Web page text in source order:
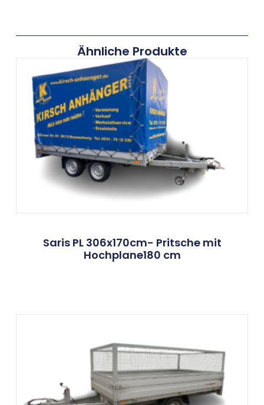
Ähnliche Produkte
Saris PL 306x170cm- Pritsche mit
Hochplane180 cm